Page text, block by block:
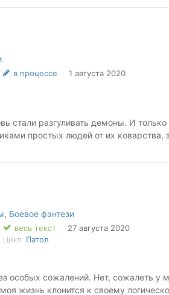
в процессе 1 августа 2020
стали разгуливать демоны. И только
простых людей от их коварства,
, Боевое фэнтези
весь текст
27 августа 2020
Цикл: Патол
особых сожалений. Нет, сожалеть у
жизнь клонится к своему